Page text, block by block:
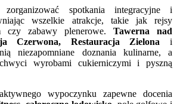
zorganizować spotkania integracyjne i
wszelkie atrakcje, takie jak rejsy
czy zabawy plenerowe. Tawerna nad
Czerwona, Restauracja Zielona i
niezapomniane doznania kulinarne, a
wyrobami cukierniczymi i pyszną
wypoczynku zapewne docenia